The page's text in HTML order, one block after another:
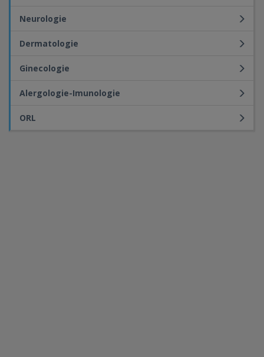
Neurologie
Dermatologie
Ginecologie
Alergologie-Imunologie
ORL